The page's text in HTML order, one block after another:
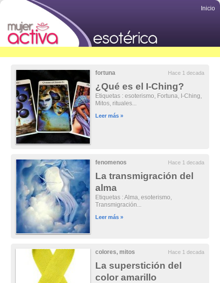
Inicio
fortuna Hace 1 decada
¿Qué es el I-Ching?
Etiquetas : esoterismo, Fortuna, I-Ching,
Mitos, rituales...
Leer más »
fenomenos Hace 1 decada
La transmigración del
alma
Etiquetas : Alma, esoterismo,
Transmigración...
Leer más »
colores, mitos Hace 1 decada
La superstición del
color amarillo